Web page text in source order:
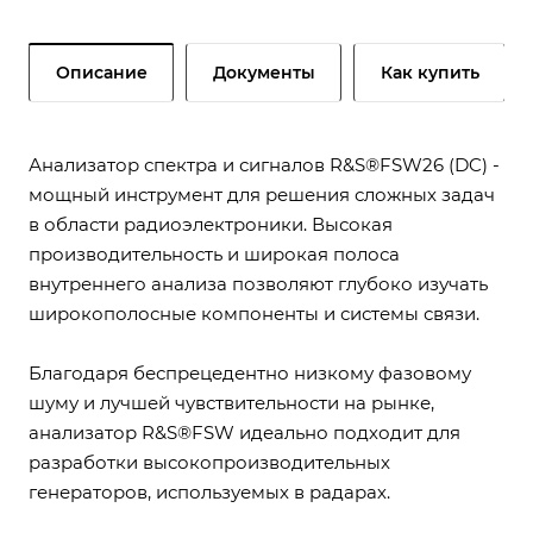
Описание Документы Как купить
Анализатор спектра и сигналов R&S®FSW26 (DC) -
мощный инструмент для решения сложных задач
в области радиоэлектроники. Высокая
производительность и широкая полоса
внутреннего анализа позволяют глубоко изучать
широкополосные компоненты и системы связи.
Благодаря беспрецедентно низкому фазовому
шуму и лучшей чувствительности на рынке,
анализатор R&S®FSW идеально подходит для
разработки высокопроизводительных
генераторов, используемых в радарах.